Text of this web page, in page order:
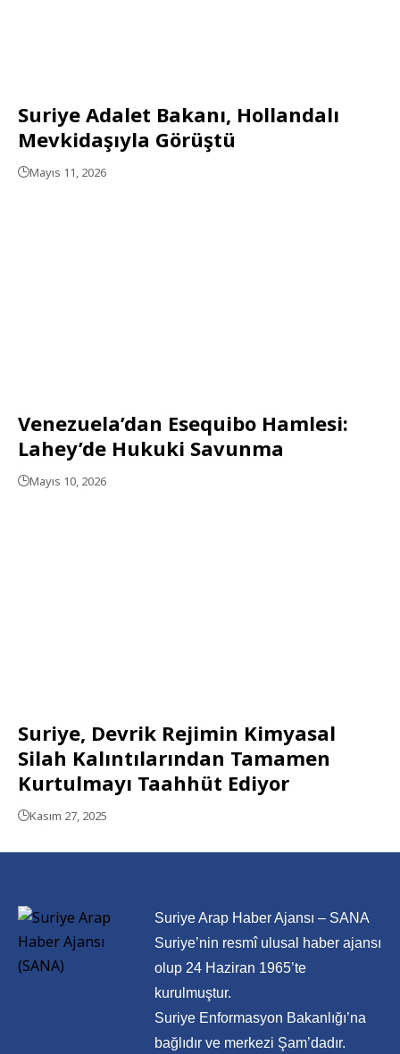
Suriye Adalet Bakanı, Hollandalı
Mevkidaşıyla Görüştü
Mayıs 11, 2026
Venezuela’dan Esequibo Hamlesi:
Lahey’de Hukuki Savunma
Mayıs 10, 2026
Suriye, Devrik Rejimin Kimyasal
Silah Kalıntılarından Tamamen
Kurtulmayı Taahhüt Ediyor
Kasım 27, 2025
Suriye Arap Haber Ajansı – SANA
Suriye’nin resmî ulusal haber ajansı
olup 24 Haziran 1965’te
kurulmuştur.
Suriye Enformasyon Bakanlığı’na
bağlıdır ve merkezi Şam’dadır.